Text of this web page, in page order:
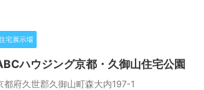
宅展示場
ハウジング京都・久御山住宅公園
都府久世郡久御山町森大内197-1